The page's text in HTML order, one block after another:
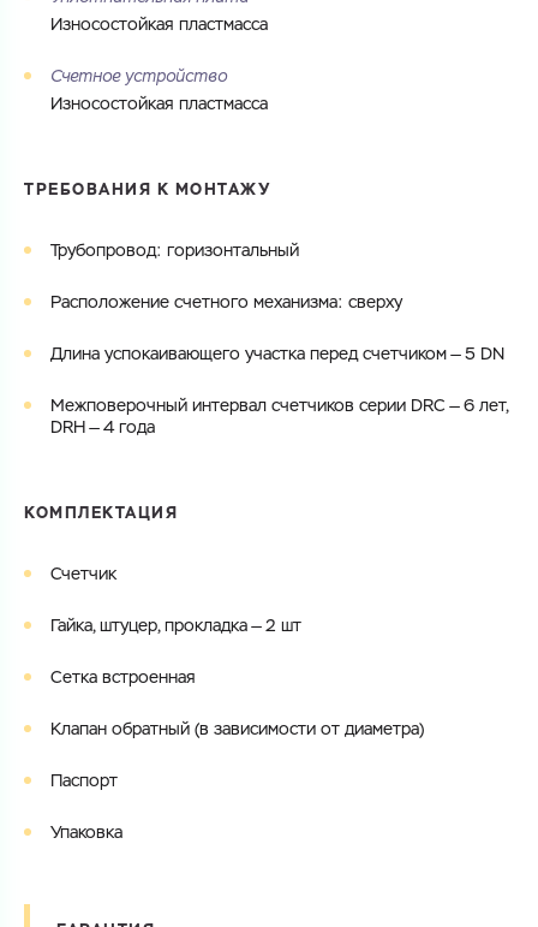
Износостойкая пластмасса
Счетное устройство
Износостойкая пластмасса
ТРЕБОВАНИЯ К МОНТАЖУ
Трубопровод: горизонтальный
Расположение счетного механизма: сверху
Длина успокаивающего участка перед счетчиком — 5 DN
Межповерочный интервал счетчиков серии DRC — 6 лет,
DRH — 4 года
КОМПЛЕКТАЦИЯ
Счетчик
Гайка, штуцер, прокладка — 2 шт
Сетка встроенная
Клапан обратный (в зависимости от диаметра)
Паспорт
Упаковка